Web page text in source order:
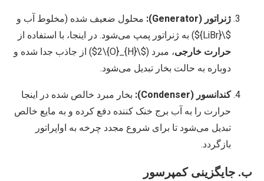
ژنراتور (Generator):
محلول ضعیف شده (مخلوط آب و
$\{LiBr}$
) به ژنراتور پمپ می‌شود. در اینجا، با استفاده از
حرارت خارجی، مبرد ($\{H}_2\{O}$
) از جاذب جدا شده و
دوباره به حالت بخار تبدیل می‌شود.
کندانسور (Condenser):
بخار مبرد خالص شده در اینجا
حرارت را به آب برج خنک کننده دفع کرده و به مایع خالص
تبدیل می‌شود تا برای شروع مجدد چرخه به اواپراتور
بازگردد.
ب. جایگزینی کمپرسور